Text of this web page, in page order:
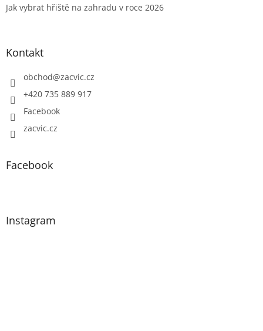
Jak vybrat hřiště na zahradu v roce 2026
Kontakt
obchod@zacvic.cz
+420 735 889 917
Facebook
zacvic.cz
Facebook
Instagram